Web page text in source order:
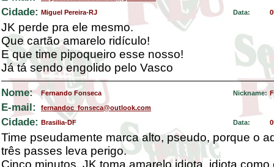
Cidade: Miguel Pereira-RJ Data:
JK perde pra ele mesmo.
Que cartão amarelo ridículo!
E que time pipoqueiro esse nosso!
Já tá sendo engolido pelo Vasco
Nome: Fernando Fonseca Nickname:
E-mail: fernandoc_fonseca@outlook.com
Cidade: Brasilia-DF Data:
Time pseudamente marca alto, pseudo, porque o
três passes leva perigo.
Cinco minutos, JK toma amarelo idiota, idiota como